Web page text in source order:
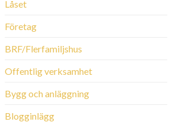
Låset
Företag
BRF/Flerfamiljshus
Offentlig verksamhet
Bygg och anläggning
Blogginlägg